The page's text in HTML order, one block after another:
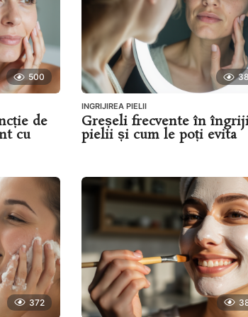
500
de
cu
INGRIJIREA PIELII
Greșeli frecvente în
pielii și cum le poți evita
372